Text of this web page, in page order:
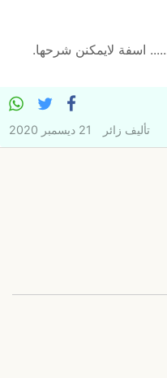
اسفة لايمكنن شرحها.
تأليف زائر 21 ديسمبر 2020